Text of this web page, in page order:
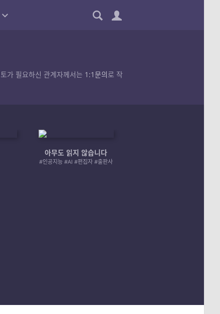
가 필요하신 관계자께서는 1:1문의로 작
아무도 읽지 않습니다
#인공지능 #AI #편집자 #출판사